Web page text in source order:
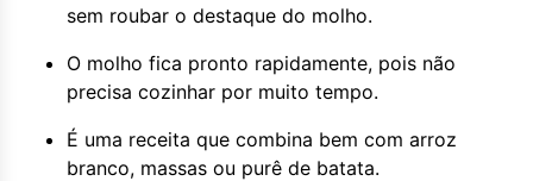
sem roubar o destaque do molho.
O molho fica pronto rapidamente, pois não
precisa cozinhar por muito tempo.
É uma receita que combina bem com arroz
branco, massas ou purê de batata.